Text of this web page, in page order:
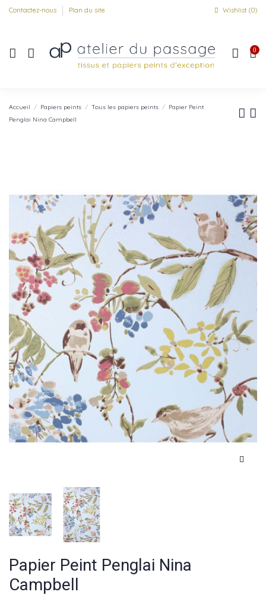
Contactez-nous Plan du site Wishlist (0)
0
Accueil Papiers peints Tous les papiers peints
Papier Peint
Penglai Nina Campbell
Papier Peint Penglai Nina
Campbell